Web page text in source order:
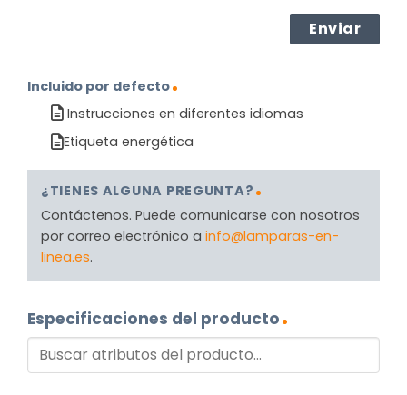
Incluido por defecto
Instrucciones en diferentes idiomas
Etiqueta energética
¿TIENES ALGUNA PREGUNTA?
Contáctenos. Puede comunicarse con nosotros
por correo electrónico a info@lamparas-en-
linea.es.
Especificaciones del producto